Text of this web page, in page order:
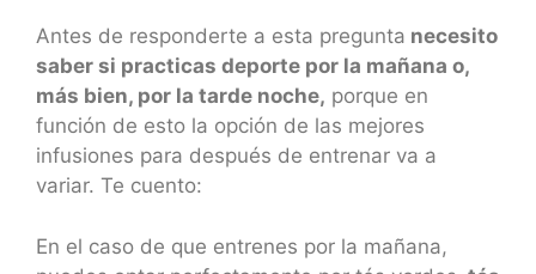
Antes de responderte a esta pregunta necesito
saber si practicas deporte por la mañana o,
más bien, por la tarde noche, porque en
función de esto la opción de las mejores
infusiones para después de entrenar va a
variar. Te cuento:
En el caso de que entrenes por la mañana,